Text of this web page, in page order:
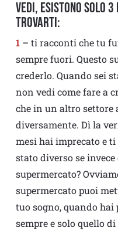
Vedi, esistono solo
trovarti:
1– ti racconti che tu
sempre fuori. Questo
crederlo. Quando sei
non vedi come fare a
che in un altro settore
diversamente. Dì la
mesi hai imprecato e
stato diverso se
supermercato?
supermercato puoi
tuo sogno, quando hai
sempre e solo quello di